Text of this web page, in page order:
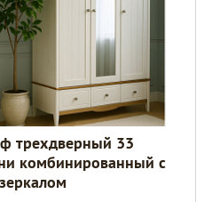
трехдверный 33
комбинированный с